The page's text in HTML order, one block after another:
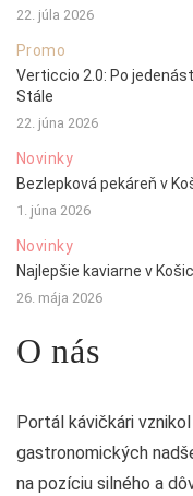
22. júla 2026
Promo
Verticcio 2.0: Po
Stále
22. júna 2026
Novinky
Bezlepková pekáreň v
1. júna 2026
Novinky
Najlepšie kaviarne v
26. mája 2026
O nás
Portál kávičkári
gastronomických
na pozíciu silného a